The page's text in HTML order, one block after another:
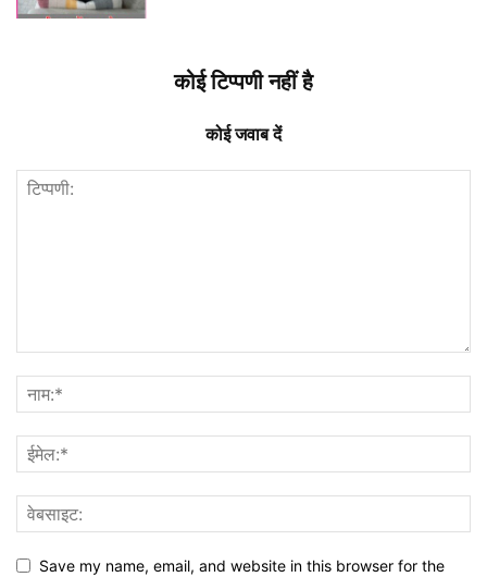
कोई टिप्पणी नहीं है
कोई जवाब दें
Save my name, email, and website in this browser for the